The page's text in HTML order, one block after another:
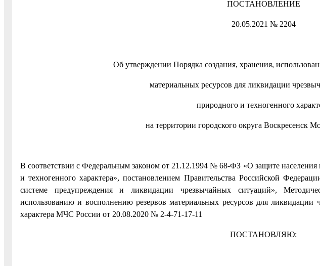
ПОСТАНОВЛЕНИЕ
20.05.2021 № 2204
Об утверждении Порядка создания, хранения,
материальных ресурсов для ликвидации
природного и техногенного
на территории городского округа Воскресенск
В соответствии с Федеральным законом от 21.12.1994 № 68-ФЗ «О защите
и техногенного характера», постановлением Правительства Российской
системе предупреждения и ликвидации чрезвычайных ситуаций»,
использованию и восполнению резервов материальных ресурсов для
характера МЧС России от 20.08.2020 № 2-4-71-17-11
ПОСТАНОВЛЯЮ: